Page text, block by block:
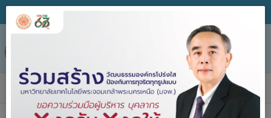
เอกสารเผยแพร่